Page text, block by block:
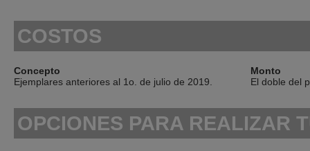
COSTOS
Concepto
Monto
Ejemplares anteriores al 1o. de julio de 2019.
El doble del
OPCIONES PARA REALIZAR